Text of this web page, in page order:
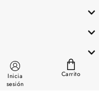
Inicia
sesión
Carrito